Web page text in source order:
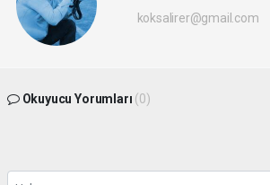
koksalirer@gmail.com
Okuyucu Yorumları (0)